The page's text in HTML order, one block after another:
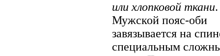
или хлопковой ткани.
Мужской пояс-оби
завязывается на
специальным